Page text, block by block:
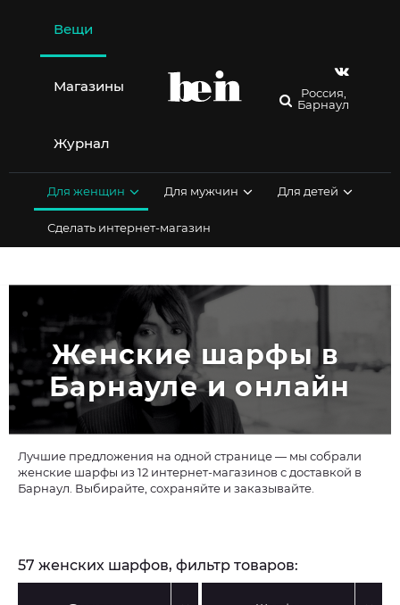
содержимому
Вещи
Магазины
Журнал
Россия,
Барнаул
Для женщин Для мужчин Для детей
Сделать интернет-магазин
Женские шарфы в
Барнауле и онлайн
Лучшие предложения на одной странице — мы собрали
женские шарфы из 12 интернет-магазинов с доставкой в
Барнаул. Выбирайте, сохраняйте и заказывайте.
57 женских шарфов, фильтр товаров: